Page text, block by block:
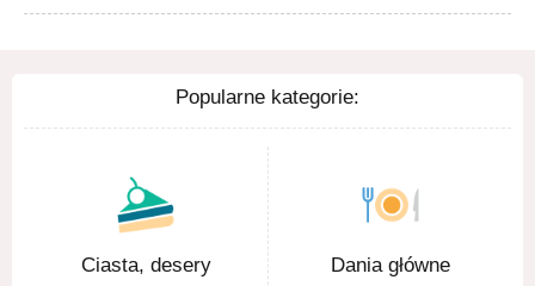
Popularne kategorie:
Ciasta, desery Dania główne